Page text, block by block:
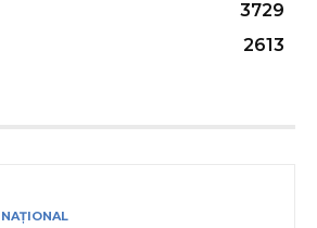
3729
2613
NAȚIONAL